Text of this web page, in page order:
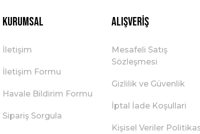
Kurumsal
İletişim
İletişim Formu
Havale Bildirim Formu
Sipariş Sorgula
Alışveriş
Mesafeli Satış
Sözleşmesi
Gizlilik ve Güvenlik
İptal İade Koşullari
Kişisel Veriler